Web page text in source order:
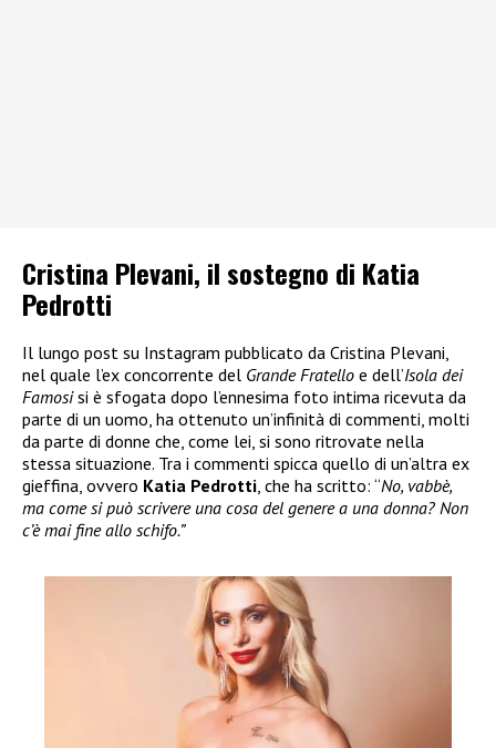
Cristina Plevani, il sostegno di Katia
Pedrotti
Il lungo post su Instagram pubblicato da Cristina Plevani,
nel quale l’ex concorrente del Grande Fratello e dell’Isola dei
Famosisi è sfogata dopo l’ennesima foto intima ricevuta da
parte di un uomo, ha ottenuto un’infinità di commenti, molti
da parte di donne che, come lei, si sono ritrovate nella
stessa situazione. Tra i commenti spicca quello di un’altra ex
gieffina, ovvero Katia Pedrotti, che ha scritto: “No, vabbè,
ma come si può scrivere una cosa del genere a una donna? Non
c’è mai fine allo schifo.”